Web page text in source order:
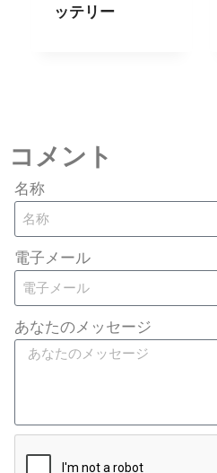
ッテリー
コメント
名称
電子メール
あなたのメッセージ